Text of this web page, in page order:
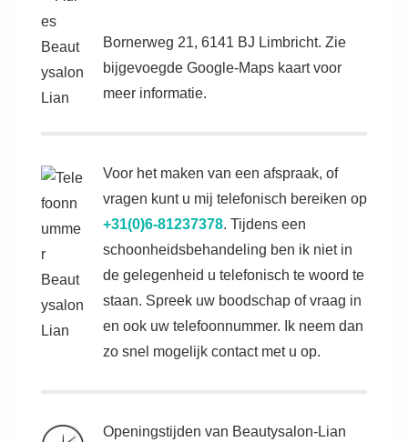
Bornerweg 21, 6141 BJ Limbricht. Zie
bijgevoegde Google-Maps kaart voor
meer informatie.
Voor het maken van een afspraak, of
vragen kunt u mij telefonisch bereiken op
+31(0)6-81237378. Tijdens een
schoonheidsbehandeling ben ik niet in
de gelegenheid u telefonisch te woord te
staan. Spreek uw boodschap of vraag in
en ook uw telefoonnummer. Ik neem dan
zo snel mogelijk contact met u op.
Openingstijden van Beautysalon-Lian